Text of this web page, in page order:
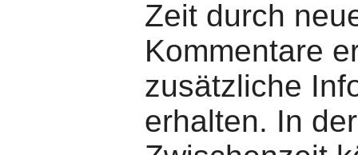
Zeit durch
Kommentare
zusätzliche
erhalten. In der